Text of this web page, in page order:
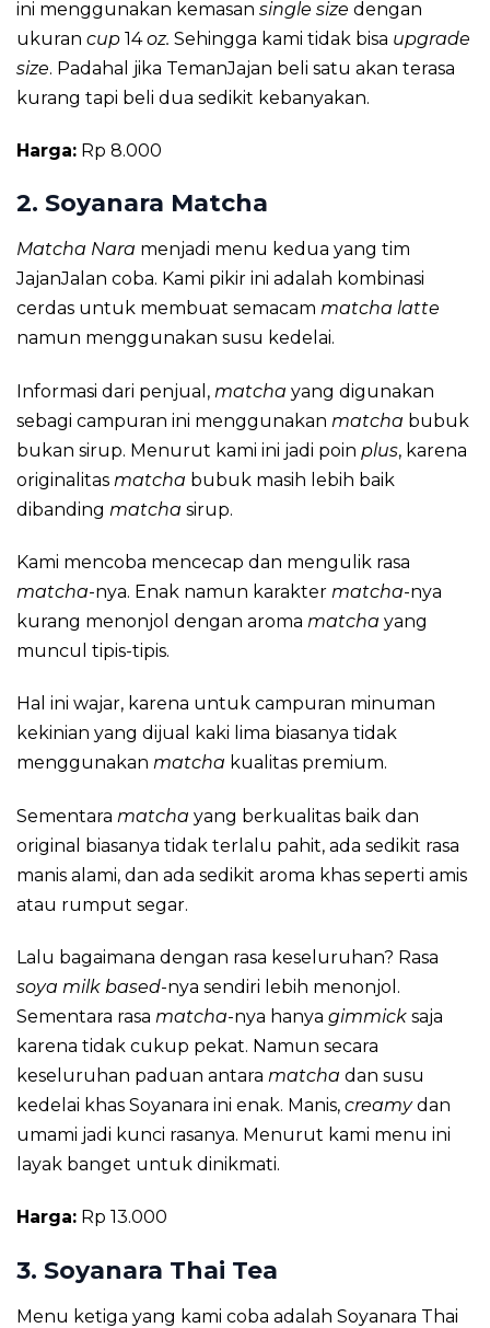
ini menggunakan kemasan single size dengan
ukuran cup 14oz. Sehingga kami tidak bisa upgrade
size. Padahal jika TemanJajan beli satu akan terasa
kurang tapi beli dua sedikit kebanyakan.
Harga: Rp 8.000
2. Soyanara Matcha
Matcha Nara menjadi menu kedua yang tim
JajanJalan coba. Kami pikir ini adalah kombinasi
cerdas untuk membuat semacam matcha latte
namun menggunakan susu kedelai.
Informasi dari penjual, matcha yang digunakan
sebagi campuran ini menggunakan matcha bubuk
bukan sirup. Menurut kami ini jadi poin plus, karena
originalitas matcha bubuk masih lebih baik
dibanding matcha sirup.
Kami mencoba mencecap dan mengulik rasa
matcha-nya. Enak namun karakter matcha-nya
kurang menonjol dengan aroma matcha yang
muncul tipis-tipis.
Hal ini wajar, karena untuk campuran minuman
kekinian yang dijual kaki lima biasanya tidak
menggunakan matcha kualitas premium.
Sementara matcha yang berkualitas baik dan
original biasanya tidak terlalu pahit, ada sedikit rasa
manis alami, dan ada sedikit aroma khas seperti amis
atau rumput segar.
Lalu bagaimana dengan rasa keseluruhan? Rasa
soya milk based-nya sendiri lebih menonjol.
Sementara rasa matcha-nya hanya gimmick saja
karena tidak cukup pekat. Namun secara
keseluruhan paduan antara matcha dan susu
kedelai khas Soyanara ini enak. Manis, creamydan
umami jadi kunci rasanya. Menurut kami menu ini
layak banget untuk dinikmati.
Harga: Rp 13.000
3. Soyanara Thai Tea
Menu ketiga yang kami coba adalah Soyanara Thai